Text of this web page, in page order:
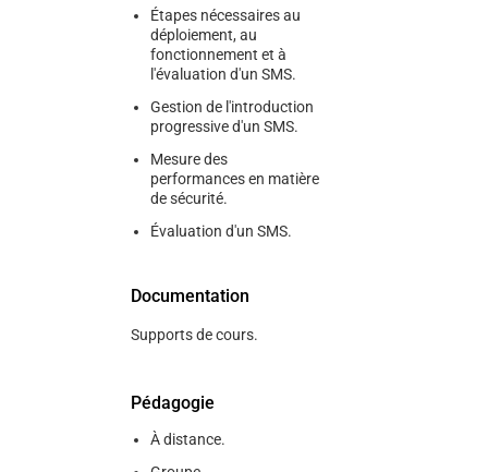
Étapes nécessaires au
déploiement, au
fonctionnement et à
l'évaluation d'un SMS.
Gestion de l'introduction
progressive d'un SMS.
Mesure des
performances en matière
de sécurité.
Évaluation d'un SMS.
Documentation
Supports de cours.
Pédagogie
À distance.